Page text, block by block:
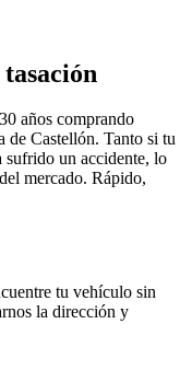
años comprando
de Castellón. Tanto si tu
sufrido un accidente, lo
mercado. Rápido,
tu vehículo sin
la dirección y